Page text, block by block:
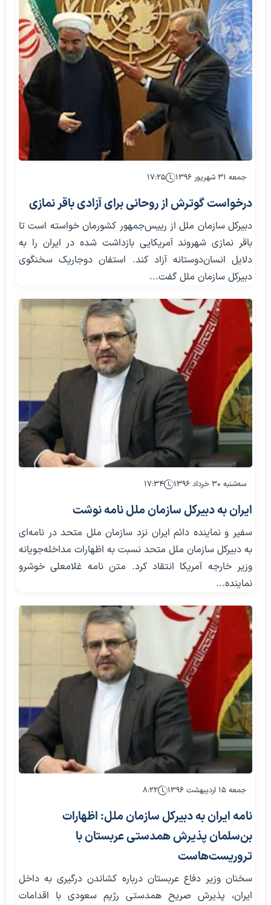
جمعه ۳۱ شهریور ۱۳۹۶ ۱۷:۲۵
درخواست گوترش از روحانی برای آزادی باقر نمازی
دبیرکل سازمان ملل از رییس‌جمهور کشورمان خواسته است تا
باقر نمازی شهروند آمریکایی بازداشت شده در ایران را به
دلایل انسان‌دوستانه آزاد کند. استفان دوجاریک سخنگوی
دبیرکل سازمان ملل گفت...
سه‌شنبه ۳۰ خرداد ۱۳۹۶ ۱۷:۳۴
ایران به دبیرکل سازمان ملل نامه نوشت
سفیر و نماینده دائم ایران نزد سازمان ملل متحد در نامه‌ای
به دبیرکل سازمان ملل متحد نسبت به اظهارات مداخله‌جویانه
وزیر خارجه آمریکا انتقاد کرد. متن نامه غلامعلی خوشرو
نماینده...
جمعه ۱۵ اردیبهشت ۱۳۹۶ ۸:۲۲
نامه ایران به دبیرکل سازمان ملل: اظهارات
بن‌سلمان پذیرش همدستی عربستان با
تروریست‌هاست
سخنان وزیر دفاع عربستان درباره کشاندن درگیری به داخل
ایران، پذیرش صریح همدستی رژیم سعودی با اقدامات